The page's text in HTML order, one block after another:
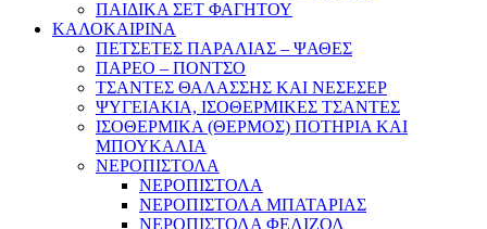
ΠΑΙΔΙΚΑ ΣΕΤ ΦΑΓΗΤΟΥ
ΚΑΛΟΚΑΙΡΙΝΑ
ΠΕΤΣΕΤΕΣ ΠΑΡΑΛΙΑΣ – ΨΑΘΕΣ
ΠΑΡΕΟ – ΠΟΝΤΣΟ
ΤΣΑΝΤΕΣ ΘΑΛΑΣΣΗΣ ΚΑΙ ΝΕΣΕΣΕΡ
ΨΥΓΕΙΑΚΙΑ, ΙΣΟΘΕΡΜΙΚΕΣ ΤΣΑΝΤΕΣ
ΙΣΟΘΕΡΜΙΚΑ (ΘΕΡΜΟΣ) ΠΟΤΗΡΙΑ ΚΑΙ
ΜΠΟΥΚΑΛΙΑ
ΝΕΡΟΠΙΣΤΟΛΑ
ΝΕΡΟΠΙΣΤΟΛΑ
ΝΕΡΟΠΙΣΤΟΛΑ ΜΠΑΤΑΡΙΑΣ
ΝΕΡΟΠΙΣΤΟΛΑ ΦΕΛΙΖΟΛ